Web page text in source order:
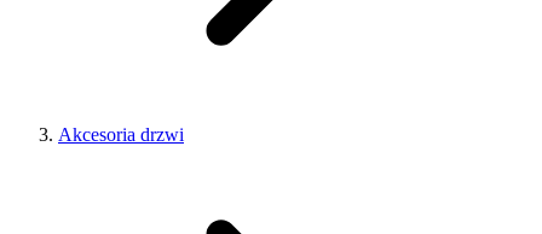
Akcesoria drzwi